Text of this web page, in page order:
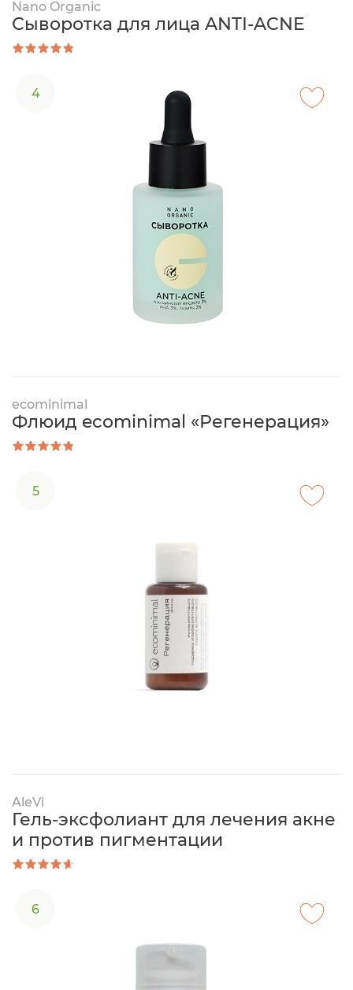
Nano Organic
Сыворотка для лица ANTI-ACNE
4
ecominimal
Флюид ecominimal «Регенерация»
5
AleVi
Гель-эксфолиант для лечения акне
и против пигментации
6